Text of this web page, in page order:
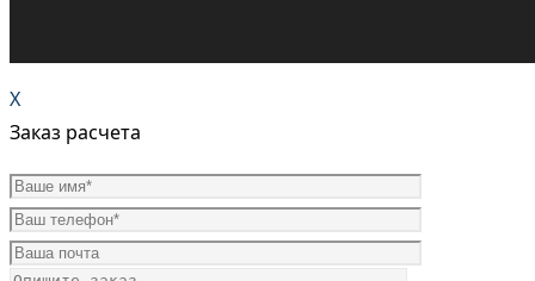
X
Заказ расчета